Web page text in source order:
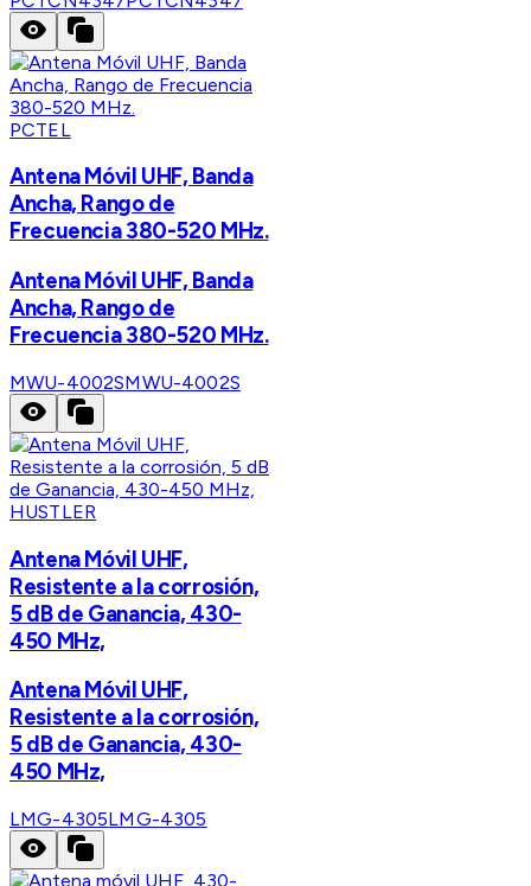
PCTEL
Antena Móvil UHF, Banda
Ancha, Rango de
Frecuencia 380-520 MHz.
Antena Móvil UHF, Banda
Ancha, Rango de
Frecuencia 380-520 MHz.
MWU-4002SMWU-4002S
HUSTLER
Antena Móvil UHF,
Resistente a la corrosión,
5 dB de Ganancia, 430-
450 MHz,
Antena Móvil UHF,
Resistente a la corrosión,
5 dB de Ganancia, 430-
450 MHz,
LMG-4305LMG-4305